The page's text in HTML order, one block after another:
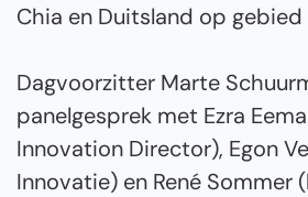
Chia en Duitsland op
Dagvoorzitter Marte
panelgesprek met Ezra
Innovation Director), Egon
Innovatie) en René